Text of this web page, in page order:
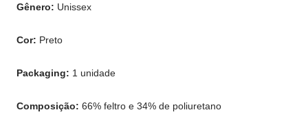
Gênero: Unissex
Cor: Preto
Packaging: 1 unidade
Composição: 66% feltro e 34% de poliuretano